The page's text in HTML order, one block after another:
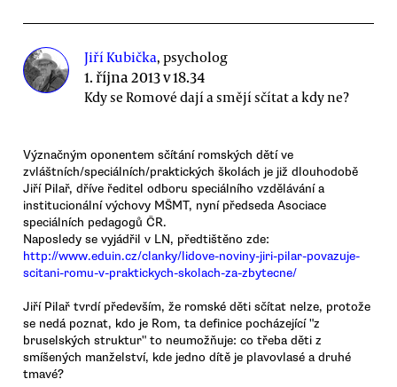
Jiří Kubička, psycholog
1. října 2013 v 18.34
Kdy se Romové dají a smějí sčítat a kdy ne?
Význačným oponentem sčítání romských dětí ve
zvláštních/speciálních/praktických školách je již dlouhodobě
Jiří Pilař, dříve ředitel odboru speciálního vzdělávání a
institucionální výchovy MŠMT, nyní předseda Asociace
speciálních pedagogů ČR.
Naposledy se vyjádřil v LN, předtištěno zde:
http://www.eduin.cz/clanky/lidove-noviny-jiri-pilar-povazuje-
scitani-romu-v-praktickych-skolach-za-zbytecne/
Jiří Pilař tvrdí především, že romské děti sčítat nelze, protože
se nedá poznat, kdo je Rom, ta definice pocházející "z
bruselských struktur" to neumožňuje: co třeba děti z
smíšených manželství, kde jedno dítě je plavovlasé a druhé
tmavé?